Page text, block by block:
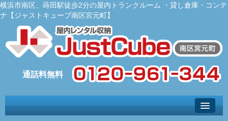
横浜市南区、蒔田駅徒歩2分の屋内トランクルーム ・貸し倉庫・コンテ
ナ【ジャストキューブ南区宮元町】
トップ
– Top –